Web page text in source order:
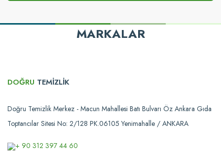
MARKALAR
DOĞRU TEMİZLİK
Doğru Temizlik Merkez - Macun Mahallesi Batı Bulvarı Öz Ankara Gıda
Toptancılar Sitesi No: 2/128 PK.06105 Yenimahalle / ANKARA
+ 90 312 397 44 60